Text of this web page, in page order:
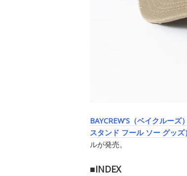
BAYCREW’S（ベイクルーズ）
スタンド フール ソー グッズ）
ルが発売。
■INDEX